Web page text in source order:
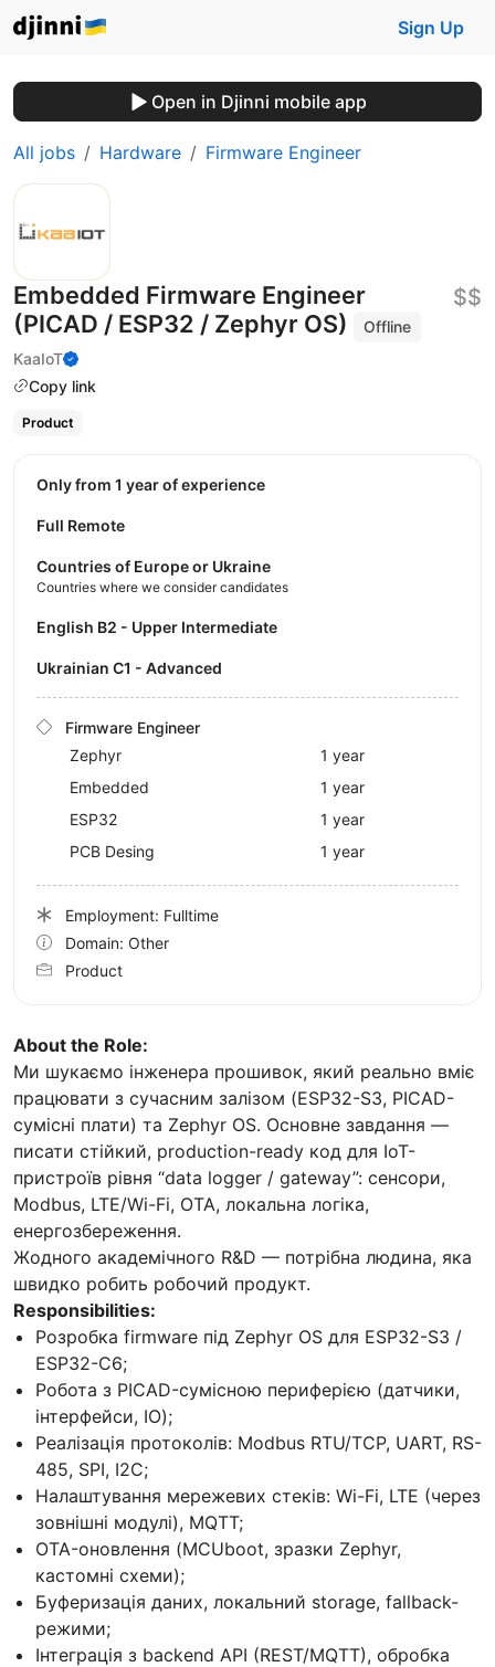
Sign Up
Open in Djinni mobile app
All jobs Hardware Firmware Engineer
Embedded Firmware Engineer
(PICAD / ESP32 / Zephyr OS)
Offline
KaaIoT
Copy link
$$
Product
About the Role:
Ми шукаємо інженера прошивок, який реально вміє
працювати з сучасним залізом (ESP32-S3, PICAD-
сумісні плати) та Zephyr OS. Основне завдання —
писати стійкий, production-ready код для IoT-
пристроїв рівня “data logger / gateway”: сенсори,
Modbus, LTE/Wi-Fi, OTA, локальна логіка,
енергозбереження.
Жодного академічного R&D — потрібна людина, яка
швидко робить робочий продукт.
Responsibilities:
Розробка firmware під Zephyr OS для ESP32-S3 /
ESP32-C6;
Робота з PICAD-сумісною периферією (датчики,
інтерфейси, IO);
Реалізація протоколів: Modbus RTU/TCP, UART, RS-
485, SPI, I2C;
Налаштування мережевих стеків: Wi-Fi, LTE (через
зовнішні модулі), MQTT;
OTA-оновлення (MCUboot, зразки Zephyr,
кастомні схеми);
Буферизація даних, локальний storage, fallback-
режими;
Інтеграція з backend API (REST/MQTT), обробка
Only from 1 year of experience
Full Remote
Countries of Europe or Ukraine
Countries where we consider candidates
English B2 - Upper Intermediate
Ukrainian C1 - Advanced
Firmware Engineer
Zephyr
1 year
Embedded
1 year
ESP32
1 year
PCB Desing
1 year
Employment: Fulltime
Domain: Other
Product